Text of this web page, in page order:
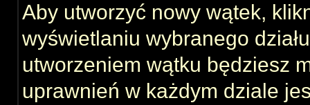
Aby utworzyć nowy wątek,
wyświetlaniu wybranego
utworzeniem wątku będziesz
uprawnień w każdym dziale